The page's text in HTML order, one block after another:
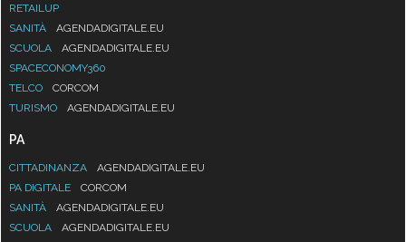
RETAILUP
SANITÀ
AGENDADIGITALE.EU
SCUOLA
AGENDADIGITALE.EU
SPACECONOMY360
TELCO
CORCOM
TURISMO
AGENDADIGITALE.EU
PA
CITTADINANZA
AGENDADIGITALE.EU
PA DIGITALE
CORCOM
SANITÀ
AGENDADIGITALE.EU
SCUOLA
AGENDADIGITALE.EU